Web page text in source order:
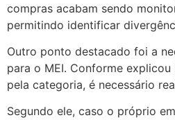
compras acabam sendo
permitindo identificar
Outro ponto destacado foi a
para o MEI. Conforme
pela categoria, é necessário
Segundo ele, caso o próprio